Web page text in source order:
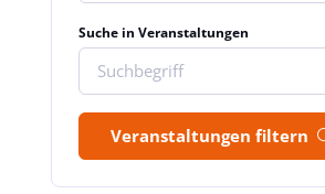
Suche in Veranstaltungen
Veranstaltungen filtern